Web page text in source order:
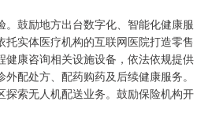
鼓励地方出台数字化、智能化健康服
托实体医疗机构的互联网医院打造零售
健康咨询相关设施设备，依法依规提供
配处方、配药购药及后续健康服务。
探索无人机配送业务。鼓励保险机构开